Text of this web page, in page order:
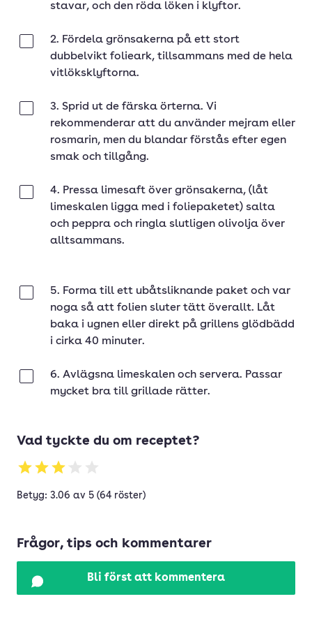
stavar, och den röda löken i klyftor.
2. Fördela grönsakerna på ett stort
dubbelvikt folieark, tillsammans med de hela
vitlöksklyftorna.
3. Sprid ut de färska örterna. Vi
rekommenderar att du använder mejram eller
rosmarin, men du blandar förstås efter egen
smak och tillgång.
4. Pressa limesaft över grönsakerna, (låt
limeskalen ligga med i foliepaketet) salta
och peppra och ringla slutligen olivolja över
alltsammans.
5. Forma till ett ubåtsliknande paket och var
noga så att folien sluter tätt överallt. Låt
baka i ugnen eller direkt på grillens glödbädd
i cirka 40 minuter.
6. Avlägsna limeskalen och servera. Passar
mycket bra till grillade rätter.
Vad tyckte du om receptet?
Betyg: 3.06 av 5 (64 röster)
Frågor, tips och kommentarer
Bli först att kommentera